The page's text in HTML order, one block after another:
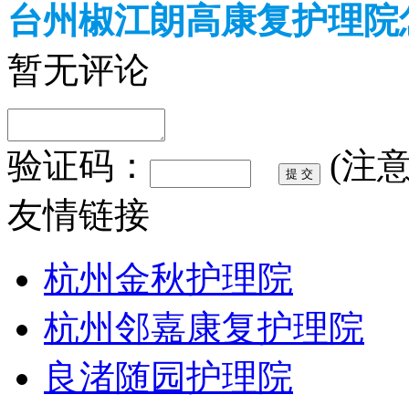
台州椒江朗高康复护理
暂无评论
验证码：
(注
友情链接
杭州金秋护理院
杭州邻嘉康复护理院
良渚随园护理院